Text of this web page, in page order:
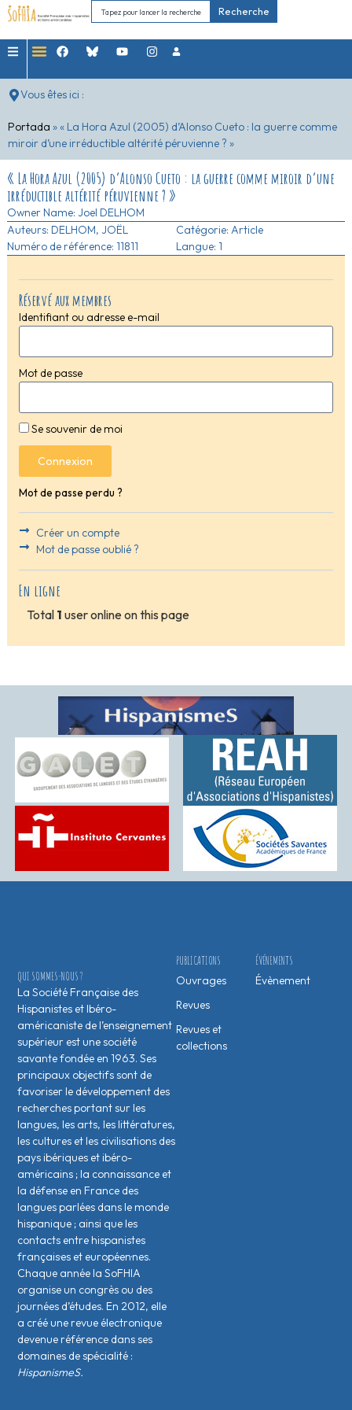
Recherche
Vous êtes ici :
Portada »« La Hora Azul (2005) d’Alonso Cueto : la guerre comme
miroir d’une irréductible altérité péruvienne ? »
Réservé aux membres
Identifiant ou adresse e-mail
Mot de passe
Se souvenir de moi
Connexion
Mot de passe perdu ?
Créer un compte
Mot de passe oublié ?
En ligne
Total 1 user online on this page
« La Hora Azul (2005) d’Alonso Cueto : la guerre comme miroir d’une
irréductible altérité péruvienne ? »
Owner Name: Joel DELHOM
Auteurs: DELHOM, JOËL
Numéro de référence: 11811
Catégorie: Article
Langue: 1
ÉVÉNEMENTS
Évènement
PUBLICATIONS
Ouvrages
Revues
Revues et
collections
QUI SOMMES-NOUS ?
La Société Française des
Hispanistes et Ibéro-
américaniste de l’enseignement
supérieur est une société
savante fondée en 1963. Ses
principaux objectifs sont de
favoriser le développement des
recherches portant sur les
langues, les arts, les littératures,
les cultures et les civilisations des
pays ibériques et ibéro-
américains ; la connaissance et
la défense en France des
langues parlées dans le monde
hispanique ; ainsi que les
contacts entre hispanistes
français·es et européen·nes.
Chaque année la SoFHIA
organise un congrès ou des
journées d’études. En 2012, elle
a créé une revue électronique
devenue référence dans ses
domaines de spécialité :
HispanismeS.